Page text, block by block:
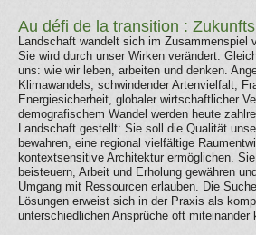
Au défi de la transition :
Landschaft wandelt sich im Zusammenspiel
Sie wird durch unser Wirken verändert.
uns: wie wir leben, arbeiten und denken.
Klimawandels, schwindender Artenvielfalt,
Energiesicherheit, globaler wirtschaftlicher
demografischem Wandel werden heute
Landschaft gestellt: Sie soll die Qualität
bewahren, eine regional vielfältige
kontextsensitive Architektur ermöglichen.
beisteuern, Arbeit und Erholung gewähren
Umgang mit Ressourcen erlauben. Die
Lösungen erweist sich in der Praxis als
unterschiedlichen Ansprüche oft miteinander